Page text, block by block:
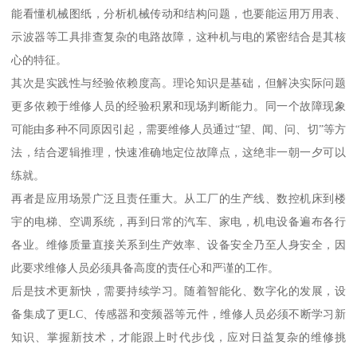
能看懂机械图纸，分析机械传动和结构问题，也要能运用万用表、
示波器等工具排查复杂的电路故障，这种机与电的紧密结合是其核
心的特征。
其次是实践性与经验依赖度高。理论知识是基础，但解决实际问题
更多依赖于维修人员的经验积累和现场判断能力。同一个故障现象
可能由多种不同原因引起，需要维修人员通过“望、闻、问、切”等方
法，结合逻辑推理，快速准确地定位故障点，这绝非一朝一夕可以
练就。
再者是应用场景广泛且责任重大。从工厂的生产线、数控机床到楼
宇的电梯、空调系统，再到日常的汽车、家电，机电设备遍布各行
各业。维修质量直接关系到生产效率、设备安全乃至人身安全，因
此要求维修人员必须具备高度的责任心和严谨的工作。
后是技术更新快，需要持续学习。随着智能化、数字化的发展，设
备集成了更LC、传感器和变频器等元件，维修人员必须不断学习新
知识、掌握新技术，才能跟上时代步伐，应对日益复杂的维修挑